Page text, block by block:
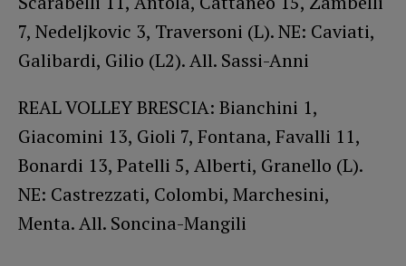
7, Nedeljkovic 3, Traversoni (L). NE: Caviati,
Galibardi, Gilio (L2). All. Sassi-Anni
REAL VOLLEY BRESCIA: Bianchini 1,
Giacomini 13, Gioli 7, Fontana, Favalli 11,
Bonardi 13, Patelli 5, Alberti, Granello (L).
NE: Castrezzati, Colombi, Marchesini,
Menta. All. Soncina-Mangili